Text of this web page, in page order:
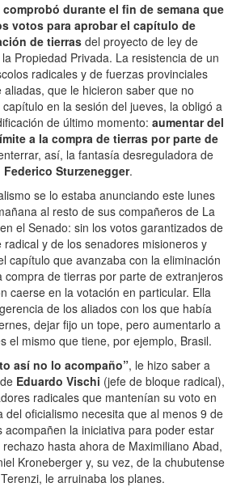
durante el fin de semana que
votos para aprobar el capítulo de
de tierrasdel proyecto de ley de
Propiedad Privada. La resistencia de un
radicales y de fuerzas provinciales
aliadas, que le hicieron saber que no
en la sesión del jueves, la obligó a
de último momento: aumentar del
a la compra de tierras por parte de
así, la fantasía desreguladora de
Federico Sturzenegger.
se lo estaba anunciando este lunes
al resto de sus compañeros de La
el Senado: sin los votos garantizados de
radical y de los senadores misioneros y
capítulo que avanzaba con la eliminación
compra de tierras por parte de extranjeros
caerse en la votación en particular. Ella
de los aliados con los que había
dejar fijo un tope, pero aumentarlo a
el mismo que tiene, por ejemplo, Brasil.
así no lo acompaño”, le hizo saber a
Eduardo Vischi (jefe de bloque radical),
radicales que mantenían su voto en
del oficialismo necesita que al menos 9 de
acompañen la iniciativa para poder estar
hasta ahora de Maximiliano Abad,
Kroneberger y, su vez, de la chubutense
le arruinaba los planes.